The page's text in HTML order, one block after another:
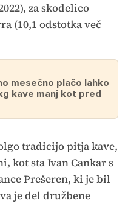
za skodelico
(10,1 odstotka več
mesečno plačo lahko
kave manj kot pred
tradicijo pitja kave,
kot sta Ivan Cankar s
Prešeren, ki je bil
je del družbene